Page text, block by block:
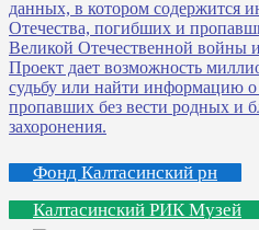
Фонд Калтасинский рн
Калтасинский РИК Музей